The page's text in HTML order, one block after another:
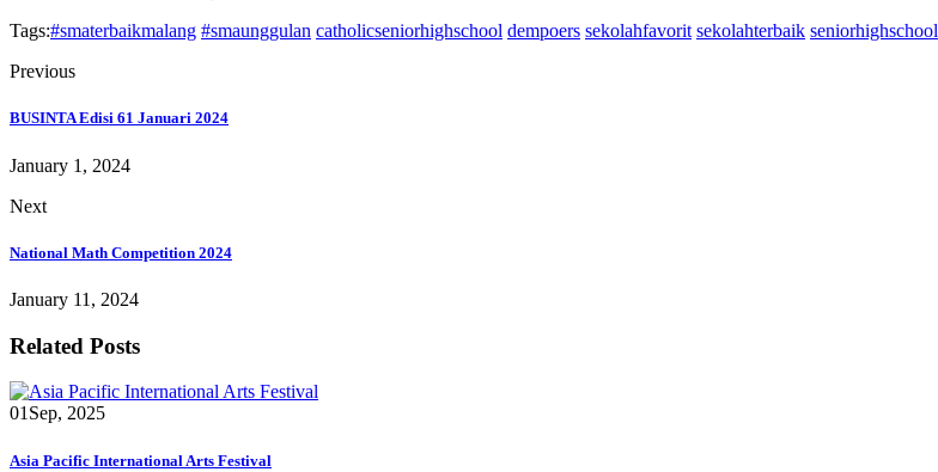
Tags:#smaterbaikmalang #smaunggulan catholicseniorhighschool dempoers sekolahfavorit sekolahterbaik seniorhighschool
Previous
BUSINTA Edisi 61 Januari 2024
January 1, 2024
Next
National Math Competition 2024
January 11, 2024
Related Posts
01 Sep, 2025
Asia Pacific International Arts Festival